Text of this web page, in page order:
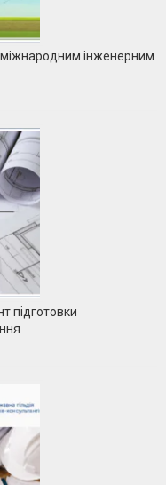
міжнародним інженерним
підготовки